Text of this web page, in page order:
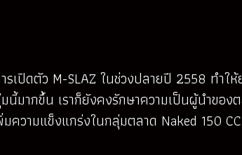
เปิดตัว M-SLAZ ในช่วงปลายปี 2558 ทำ
นี้มากขึ้น เราก็ยังคงรักษาความเป็นผู้นำข
มความแข็งแกร่งในกลุ่มตลาด Naked 150